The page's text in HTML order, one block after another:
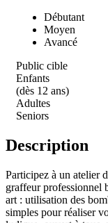
Débutant
Moyen
Avancé
Public cible
Enfants
(dès 12 ans)
Adultes
Seniors
Description
Participez à un atelier
graffeur professionnel
art : utilisation des
simples pour réaliser